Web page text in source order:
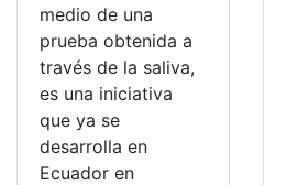
medio de una
prueba obtenida a
través de la saliva,
es una iniciativa
que ya se
desarrolla en
Ecuador en